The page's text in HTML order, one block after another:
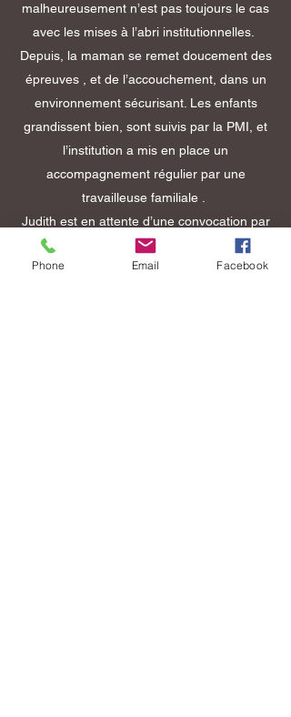
malheureusement n’est pas toujours le cas
avec les mises à l’abri institutionnelles.
Depuis, la maman se remet doucement des
épreuves , et de l’accouchement, dans un
environnement sécurisant. Les enfants
grandissent bien, sont suivis par la PMI, et
l’institution a mis en place un
accompagnement régulier par une
travailleuse familiale .
Judith est en attente d’une convocation par
l’OFPRA. Elle est très attentive à l’évolution
de son dossier. Elle est entourée et
Phone Email Facebook